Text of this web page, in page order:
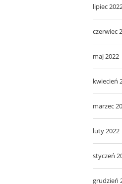
lipiec
czerwiec
maj 2022
kwiecień
marzec
luty 2022
styczeń
grudzień